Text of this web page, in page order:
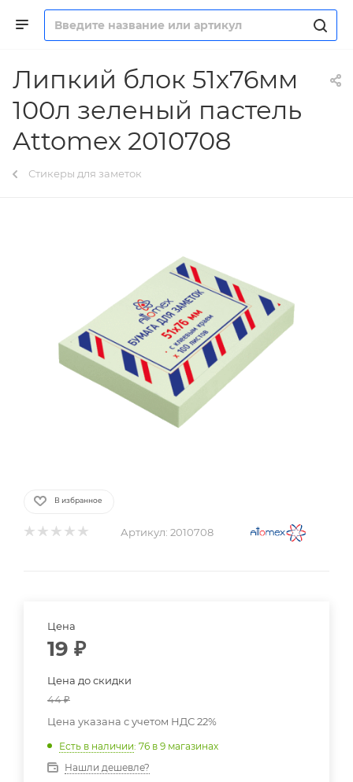
Липкий блок 51х76мм
100л зеленый пастель
Attomex 2010708
Стикеры для заметок
В избранное
Артикул: 2010708
Цена
19 ₽
Цена до скидки
44₽
Цена указана с учетом НДС 22%
Есть в наличии: 76 в 9 магазинах
Нашли дешевле?